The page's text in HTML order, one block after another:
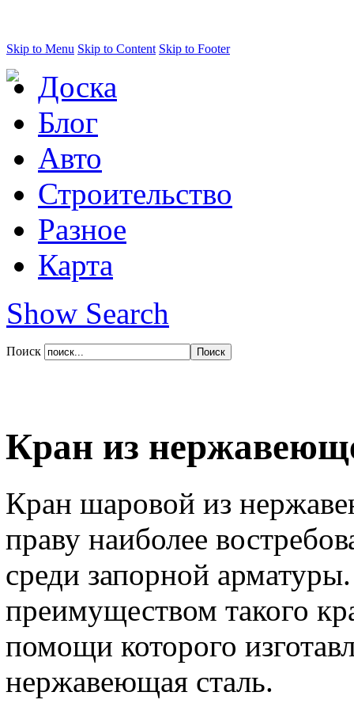
Skip to Menu Skip to Content Skip to Footer
Доска
Блог
Авто
Строительство
Разное
Карта
Show Search
Поиск
Кран из
Кран шаровой из
праву наиболее
среди запорной
преимуществом такого
помощи которого
нержавеющая сталь.